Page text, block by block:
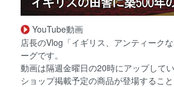
YouTube動画
店長のVlog「イギリス、アンティーク
ーグです。
動画は隔週金曜日の20時にアップしてい
ショップ掲載予定の商品が登場するこ